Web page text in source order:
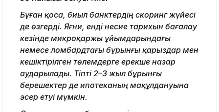
Бұған қоса, биыл банктердің скоринг жүйесі
де өзгерді. Яғни, енді несие тарихын бағалау
кезінде микроқаржы ұйымдарындағы
немесе ломбардтағы бұрынғы қарыздар мен
кешіктірілген төлемдерге ерекше назар
аударылады. Тіпті 2–3 жыл бұрынғы
берешектер де ипотеканың мақұлдануына
әсер етуі мүмкін.